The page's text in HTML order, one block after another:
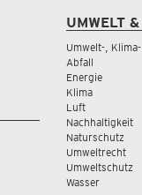
UMWELT
Umwelt-,
Abfall
Energie
Klima
Luft
Nachhaltigkeit
Naturschutz
Umweltrecht
Umweltschutz
Wasser